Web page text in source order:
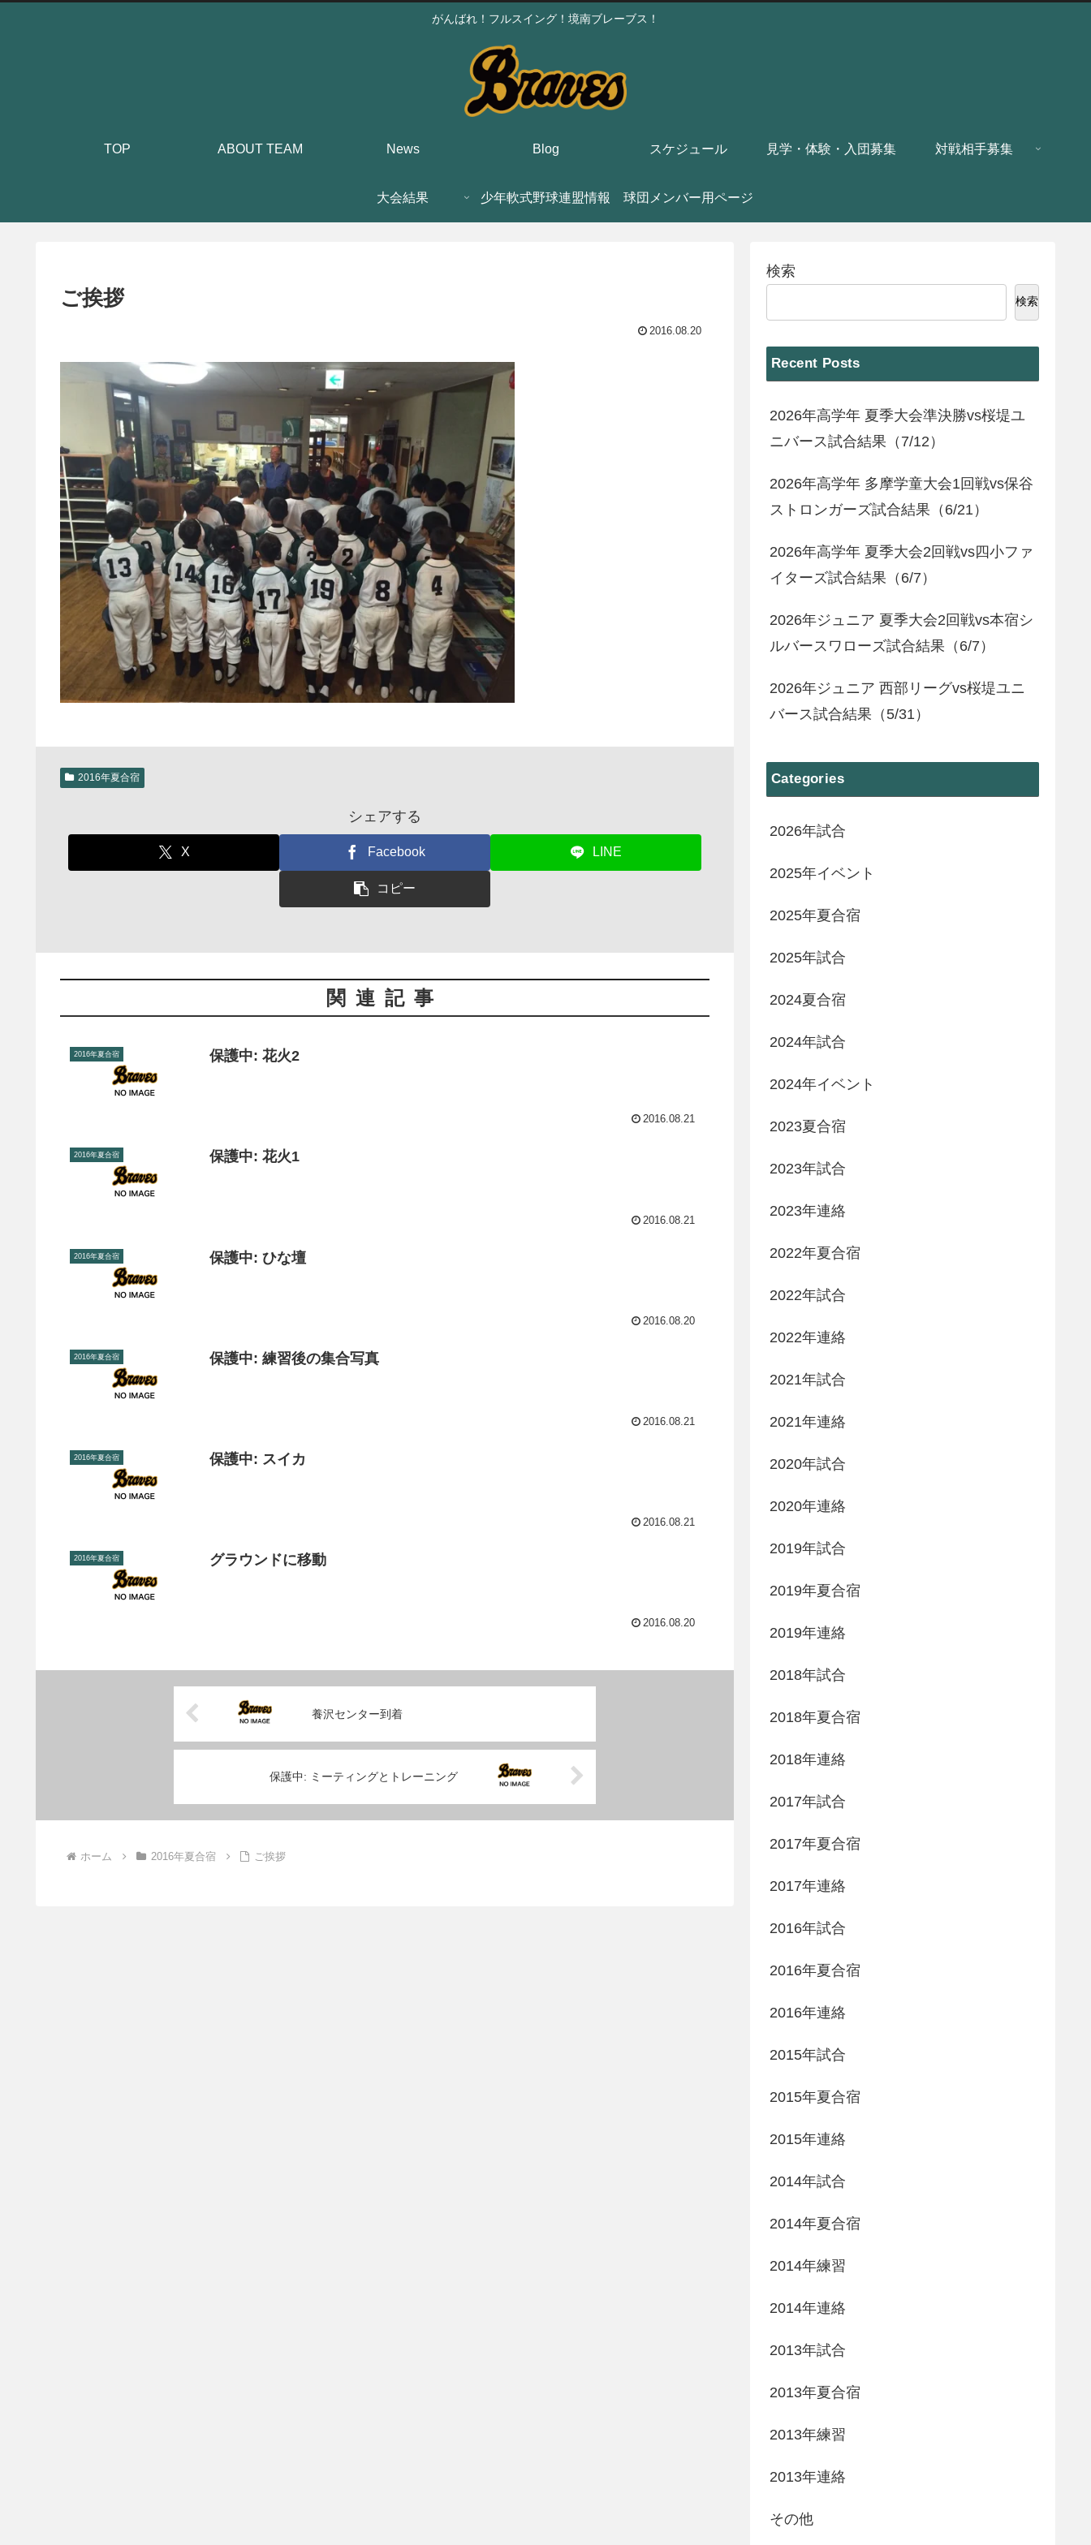
がんばれ！フルスイング！境南ブレーブス！
TOP ABOUT TEAM News Blog スケジュール 見学・体験・入団募集 対戦相手募集
大会結果 少年軟式野球連盟情報 球団メンバー用ページ
ご挨拶
2016.08.20
2016年夏合宿
シェアする
X Facebook LINE
コピー
関連記事
2016年夏合宿 保護中: 花火2
2016.08.21
2016年夏合宿 保護中: 花火1
2016.08.21
2016年夏合宿 保護中: ひな壇
2016.08.20
2016年夏合宿 保護中: 練習後の集合写真
2016.08.21
2016年夏合宿 保護中: スイカ
2016.08.21
2016年夏合宿 グラウンドに移動
2016.08.20
養沢センター到着
保護中: ミーティングとトレーニング
ホーム 2016年夏合宿 ご挨拶
検索
検索
Recent Posts
2026年高学年 夏季大会準決勝vs桜堤ユ
ニバース試合結果（7/12）
2026年高学年 多摩学童大会1回戦vs保谷
ストロンガーズ試合結果（6/21）
2026年高学年 夏季大会2回戦vs四小ファ
イターズ試合結果（6/7）
2026年ジュニア 夏季大会2回戦vs本宿シ
ルバースワローズ試合結果（6/7）
2026年ジュニア 西部リーグvs桜堤ユニ
バース試合結果（5/31）
Categories
2026年試合
2025年イベント
2025年夏合宿
2025年試合
2024夏合宿
2024年試合
2024年イベント
2023夏合宿
2023年試合
2023年連絡
2022年夏合宿
2022年試合
2022年連絡
2021年試合
2021年連絡
2020年試合
2020年連絡
2019年試合
2019年夏合宿
2019年連絡
2018年試合
2018年夏合宿
2018年連絡
2017年試合
2017年夏合宿
2017年連絡
2016年試合
2016年夏合宿
2016年連絡
2015年試合
2015年夏合宿
2015年連絡
2014年試合
2014年夏合宿
2014年練習
2014年連絡
2013年試合
2013年夏合宿
2013年練習
2013年連絡
その他